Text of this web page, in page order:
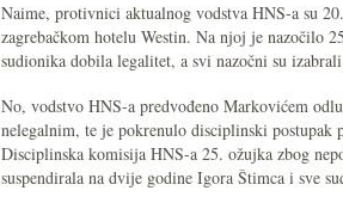
Naime, protivnici aktualnog vodstva HNS-a su
zagrebačkom hotelu Westin. Na njoj je nazočilo
sudionika dobila legalitet, a svi nazočni su
No, vodstvo HNS-a predvođeno Markovićem
nelegalnim, te je pokrenulo disciplinski
Disciplinska komisija HNS-a 25. ožujka zbog
suspendirala na dvije godine Igora Štimca i sve